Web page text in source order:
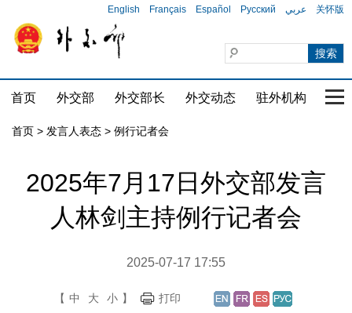
English Français Español Русский عربي 关怀版
首页 外交部 外交部长 外交动态 驻外机构 国
首页 > 发言人表态 > 例行记者会
2025年7月17日外交部发言
人林剑主持例行记者会
2025-07-17 17:55
【 中 大 小 】 打印